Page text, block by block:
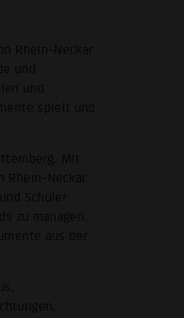
Rhein-Neckar
und
und
spielt und
Mit
Rhein-Neckar
Schüler
zu managen.
aus der